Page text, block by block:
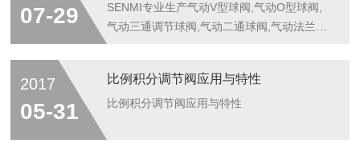
07-29
SENMI专业生产气动V型球阀,气动O型球阀,
气动三通调节球阀,气动二通球阀,气动法兰二
2017
05-31
比例积分调节阀应用与特性
比例积分调节阀应用与特性